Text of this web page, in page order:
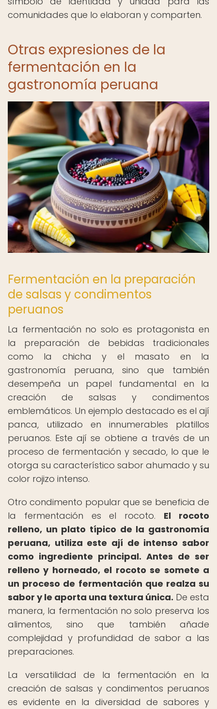
comunidades que lo elaboran y comparten.
Otras expresiones de la
fermentación en la
gastronomía peruana
Fermentación en la preparación
de salsas y condimentos
peruanos
La fermentación no solo es protagonista en
la preparación de bebidas tradicionales
como la chicha y el masato en la
gastronomía peruana, sino que también
desempeña un papel fundamental en la
creación de salsas y condimentos
emblemáticos. Un ejemplo destacado es el ají
panca, utilizado en innumerables platillos
peruanos. Este ají se obtiene a través de un
proceso de fermentación y secado, lo que le
otorga su característico sabor ahumado y su
color rojizo intenso.
Otro condimento popular que se beneficia de
la fermentación es el rocoto. El rocoto
relleno, un plato típico de la gastronomía
peruana, utiliza este ají de intenso sabor
como ingrediente principal. Antes de ser
relleno y horneado, el rocoto se somete a
un proceso de fermentación que realza su
sabor y le aporta una textura única. De esta
manera, la fermentación no solo preserva los
alimentos, sino que también añade
complejidad y profundidad de sabor a las
preparaciones.
La versatilidad de la fermentación en la
creación de salsas y condimentos peruanos
es evidente en la diversidad de sabores y